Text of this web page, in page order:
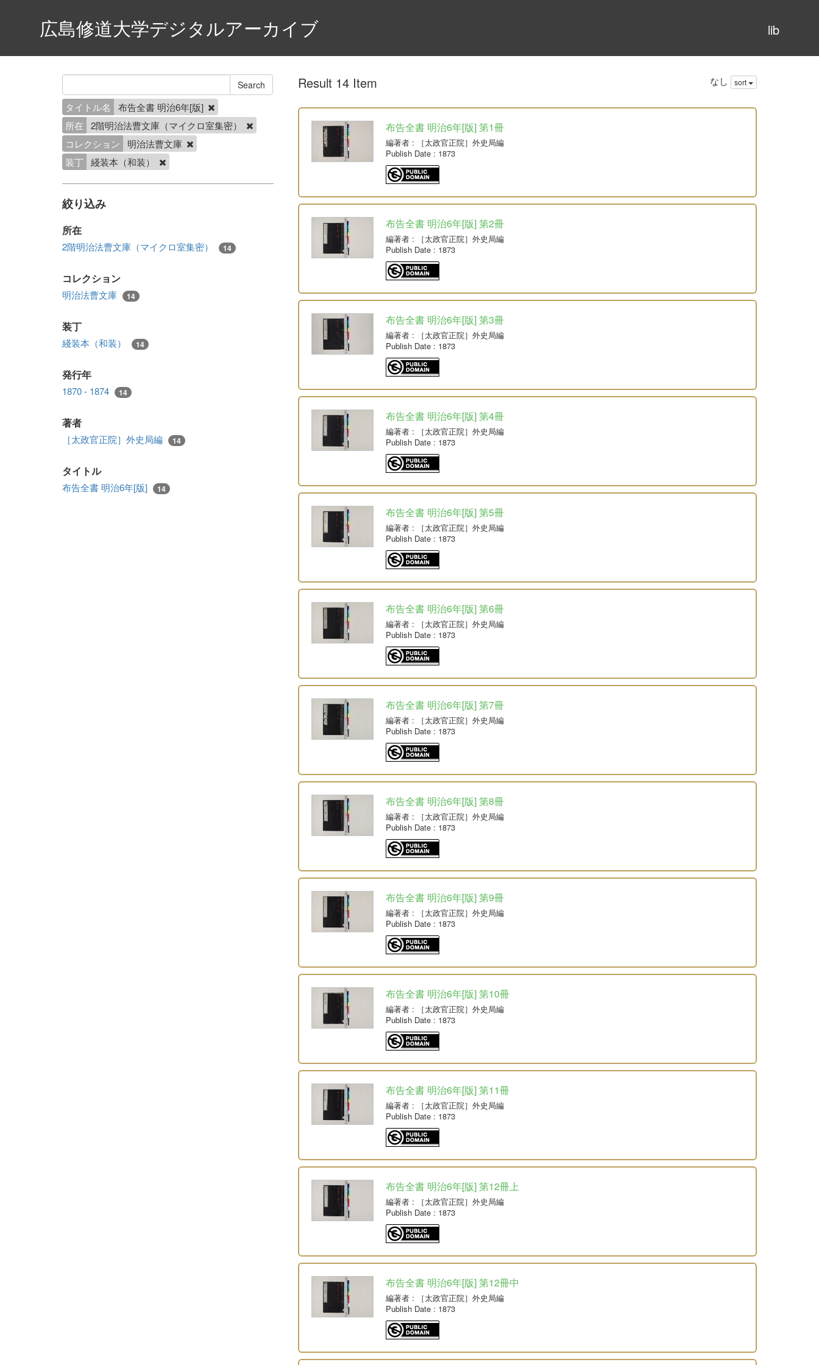
lib
広島修道大学デジタルアーカイブ
タイトル名
布告全書 明治6年[版]
所在
2階明治法曹文庫（マイクロ室集密）
コレクション
明治法曹文庫
装丁 綫装本（和装）
絞り込み
所在
2階明治法曹文庫（マイクロ室集密） 14
コレクション
明治法曹文庫 14
装丁
綫装本（和装） 14
発行年
1870 - 1874 14
著者
［太政官正院］外史局編 14
タイトル
布告全書 明治6年[版] 14
Result 14 Item なし sort
布告全書 明治6年[版] 第1冊
編著者: ［太政官正院］外史局編
Publish Date: 1873
布告全書 明治6年[版] 第2冊
編著者: ［太政官正院］外史局編
Publish Date: 1873
布告全書 明治6年[版] 第3冊
編著者: ［太政官正院］外史局編
Publish Date: 1873
布告全書 明治6年[版] 第4冊
編著者: ［太政官正院］外史局編
Publish Date: 1873
布告全書 明治6年[版] 第5冊
編著者: ［太政官正院］外史局編
Publish Date: 1873
布告全書 明治6年[版] 第6冊
編著者: ［太政官正院］外史局編
Publish Date: 1873
布告全書 明治6年[版] 第7冊
編著者: ［太政官正院］外史局編
Publish Date: 1873
布告全書 明治6年[版] 第8冊
編著者: ［太政官正院］外史局編
Publish Date: 1873
布告全書 明治6年[版] 第9冊
編著者: ［太政官正院］外史局編
Publish Date: 1873
布告全書 明治6年[版] 第10冊
編著者: ［太政官正院］外史局編
Publish Date: 1873
布告全書 明治6年[版] 第11冊
編著者: ［太政官正院］外史局編
Publish Date: 1873
布告全書 明治6年[版] 第12冊上
編著者: ［太政官正院］外史局編
Publish Date: 1873
布告全書 明治6年[版] 第12冊中
編著者: ［太政官正院］外史局編
Publish Date: 1873